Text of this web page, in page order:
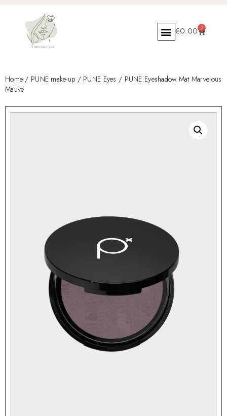
€0.00 0
Home / PUNE make-up / PUNE Eyes / PUNE Eyeshadow Mat Marvelous
Mauve